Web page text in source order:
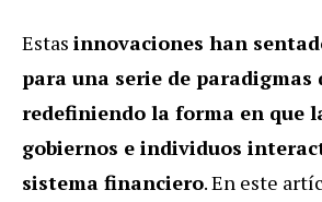
Estas innovaciones han
para una serie de paradigmas
redefiniendo la forma en que
gobiernos e individuos
sistema financiero. En este